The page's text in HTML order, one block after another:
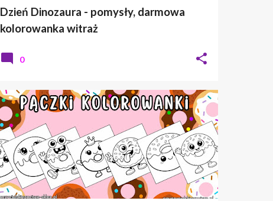
Dzień Dinozaura - pomysły, darmowa
kolorowanka witraż
0
KOLOROWANKI TŁUSTY CZWARTEK